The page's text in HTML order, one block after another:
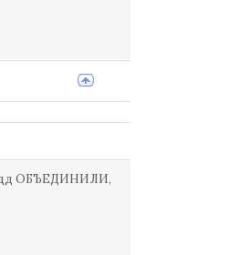
ОБЪЕДИНИЛИ,